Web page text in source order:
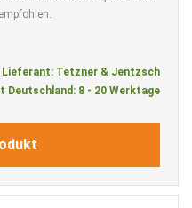
Lieferant: Tetzner & Jentzsch
Deutschland: 8 - 20 Werktage